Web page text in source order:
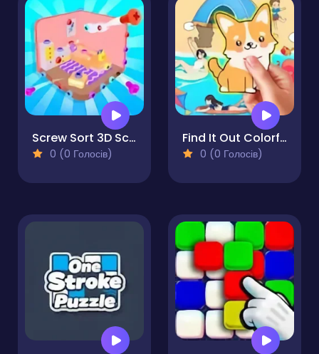
Screw Sort 3D Screw Puzzle
0 (0 Голосів)
Find It Out Colorful Book
0 (0 Голосів)